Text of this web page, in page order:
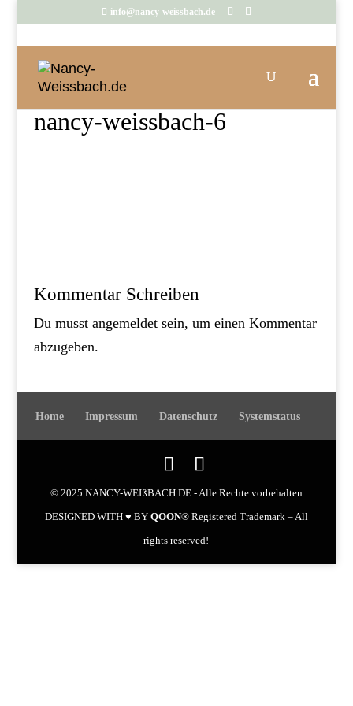
info@nancy-weissbach.de
nancy-weissbach-6
Kommentar Schreiben
Du musst angemeldetsein, um einen Kommentar
abzugeben.
Home Impressum Datenschutz Systemstatus
© 2025 NANCY-WEIßBACH.DE - Alle Rechte vorbehalten
DESIGNED WITH ♥ BY QOON®Registered Trademark – All
rights reserved!